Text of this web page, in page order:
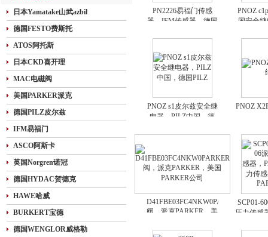
月1日0时-10月8日24时，共8天
日本Yamatake山武azbil
德国FESTO费斯托
ATOS阿托斯
日本CKD喜开理
MAC电磁阀
美国PARKER派克
德国PILZ皮尔兹
IFM易福门
ASCO阿斯卡
英国Norgren诺冠
德国HYDAC贺德克
HAWE哈威
BURKERT宝德
德国WENGLOR威格勒
PN2226易福门传感
器，IFM传感器，德国
PNOZ
国安全
PNOZ s1皮尔兹安全继
电器，PILZ中国，德
PNOZ
D41FBE03FC4NKW0PARKER
阀，派克PARKER，美
SCP01-
压力传感